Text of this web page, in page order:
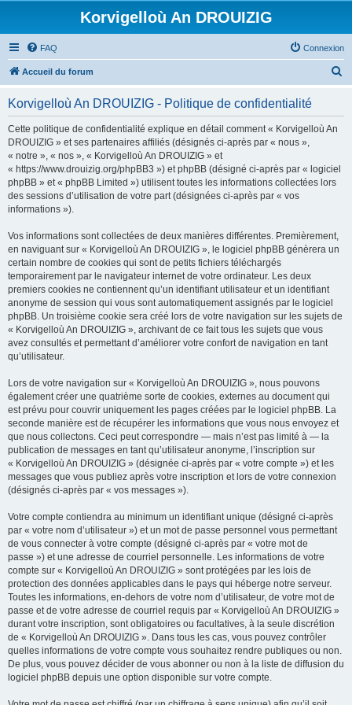
Korvigelloù An DROUIZIG
FAQ Connexion
Accueil du forum
Korvigelloù An DROUIZIG - Politique de confidentialité
Cette politique de confidentialité explique en détail comment « Korvigelloù An
DROUIZIG » et ses partenaires affiliés (désignés ci-après par « nous »,
« notre », « nos », « Korvigelloù An DROUIZIG » et
« https://www.drouizig.org/phpBB3 ») et phpBB (désigné ci-après par « logiciel
phpBB » et « phpBB Limited ») utilisent toutes les informations collectées lors
des sessions d’utilisation de votre part (désignées ci-après par « vos
informations »).
Vos informations sont collectées de deux manières différentes. Premièrement,
en naviguant sur « Korvigelloù An DROUIZIG », le logiciel phpBB génèrera un
certain nombre de cookies qui sont de petits fichiers téléchargés
temporairement par le navigateur internet de votre ordinateur. Les deux
premiers cookies ne contiennent qu’un identifiant utilisateur et un identifiant
anonyme de session qui vous sont automatiquement assignés par le logiciel
phpBB. Un troisième cookie sera créé lors de votre navigation sur les sujets de
« Korvigelloù An DROUIZIG », archivant de ce fait tous les sujets que vous
avez consultés et permettant d’améliorer votre confort de navigation en tant
qu’utilisateur.
Lors de votre navigation sur « Korvigelloù An DROUIZIG », nous pouvons
également créer une quatrième sorte de cookies, externes au document qui
est prévu pour couvrir uniquement les pages créées par le logiciel phpBB. La
seconde manière est de récupérer les informations que vous nous envoyez et
que nous collectons. Ceci peut correspondre — mais n’est pas limité à — la
publication de messages en tant qu’utilisateur anonyme, l’inscription sur
« Korvigelloù An DROUIZIG » (désignée ci-après par « votre compte ») et les
messages que vous publiez après votre inscription et lors de votre connexion
(désignés ci-après par « vos messages »).
Votre compte contiendra au minimum un identifiant unique (désigné ci-après
par « votre nom d’utilisateur ») et un mot de passe personnel vous permettant
de vous connecter à votre compte (désigné ci-après par « votre mot de
passe ») et une adresse de courriel personnelle. Les informations de votre
compte sur « Korvigelloù An DROUIZIG » sont protégées par les lois de
protection des données applicables dans le pays qui héberge notre serveur.
Toutes les informations, en-dehors de votre nom d’utilisateur, de votre mot de
passe et de votre adresse de courriel requis par « Korvigelloù An DROUIZIG »
durant votre inscription, sont obligatoires ou facultatives, à la seule discrétion
de « Korvigelloù An DROUIZIG ». Dans tous les cas, vous pouvez contrôler
quelles informations de votre compte vous souhaitez rendre publiques ou non.
De plus, vous pouvez décider de vous abonner ou non à la liste de diffusion du
logiciel phpBB depuis une option disponible sur votre compte.